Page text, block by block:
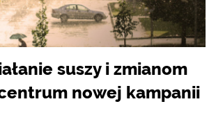
suszy i zmianom
nowej kampanii